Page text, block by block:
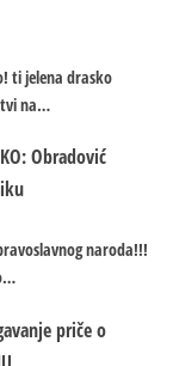
ti jelena drasko
na…
Obradović
naroda!!!
priče o